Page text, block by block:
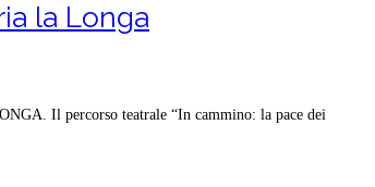
la Longa
Il percorso teatrale “In cammino: la pace dei